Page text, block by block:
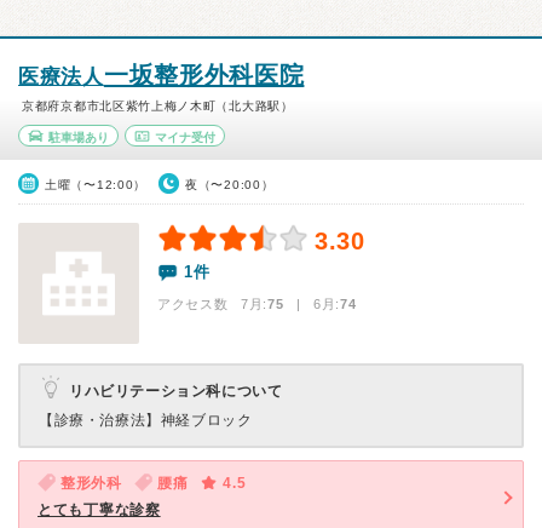
医療法人一坂整形外科医院
京都府京都市北区紫竹上梅ノ木町（北大路駅）
駐車場あり マイナ受付
土曜（〜12:00） 夜（〜20:00）
3.30
1件
アクセス数 7月:75 | 6月:74
リハビリテーション科について
【診療・治療法】 神経ブロック
整形外科 腰痛
4.5
とても丁寧な診察